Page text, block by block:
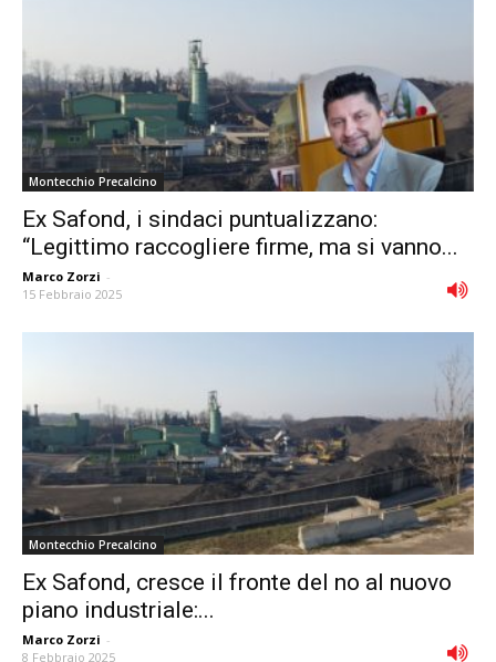
Montecchio Precalcino
Ex Safond, i sindaci puntualizzano:
“Legittimo raccogliere firme, ma si vanno...
Marco Zorzi -
15 Febbraio 2025
Montecchio Precalcino
Ex Safond, cresce il fronte del no al nuovo
piano industriale:...
Marco Zorzi -
8 Febbraio 2025